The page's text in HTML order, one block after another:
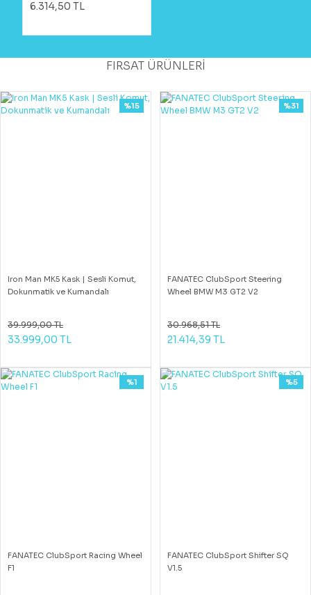
6.314,50 TL
FIRSAT ÜRÜNLERİ
Iron Man MK5 Kask | Sesli Komut,
Dokunmatik ve Kumandalı
%15
39.999,00 TL
33.999,00 TL
FANATEC ClubSport Steering
Wheel BMW M3 GT2 V2
%31
30.968,51 TL
21.414,39 TL
FANATEC ClubSport Racing Wheel
F1
%1
FANATEC ClubSport Shifter SQ
V1.5
%5